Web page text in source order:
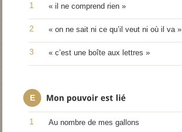
1 « il ne comprend rien »
2 « on ne sait ni ce qu’il veut ni où il va »
3 « c’est une boîte aux lettres »
E
1 Au nombre de mes gallons